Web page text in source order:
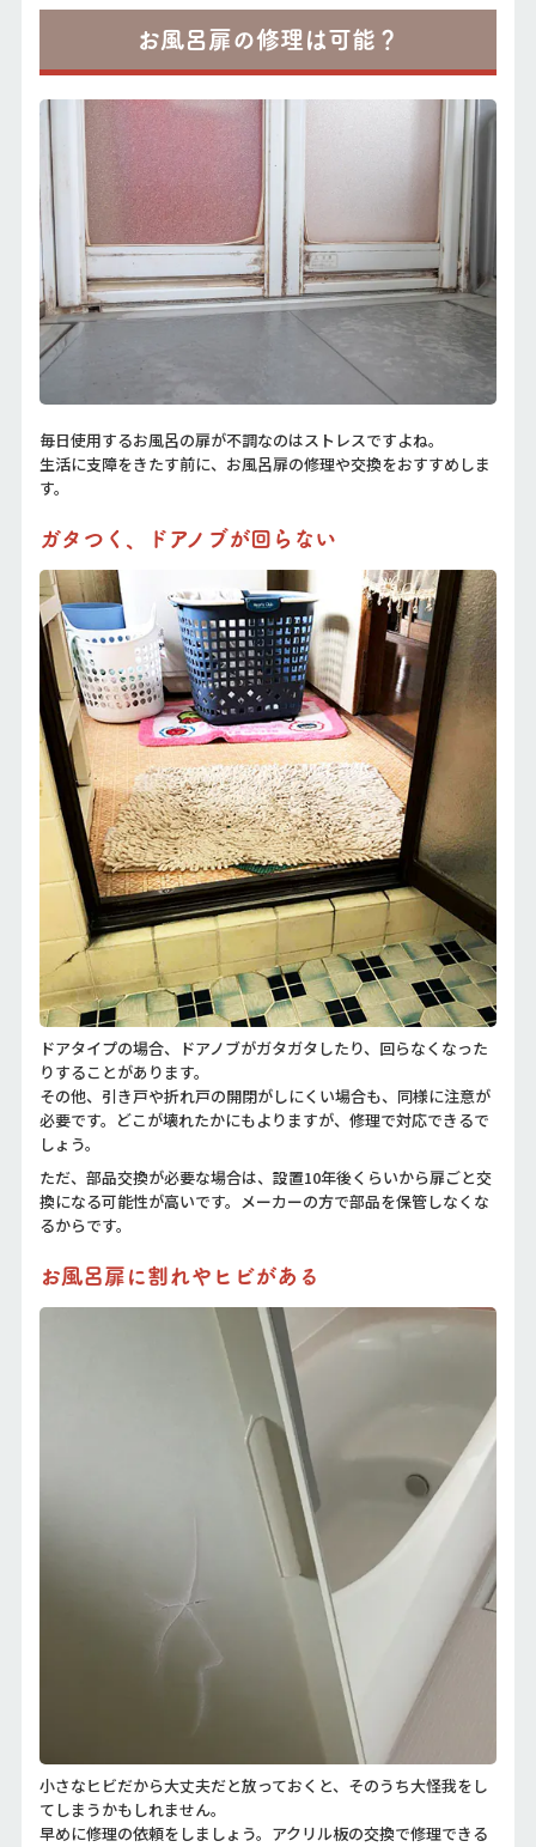
お風呂扉の修理は可能？
毎日使用するお風呂の扉が不調なのはストレスですよね。
生活に支障をきたす前に、お風呂扉の修理や交換をおすすめしま
す。
ガタつく、ドアノブが回らない
ドアタイプの場合、ドアノブがガタガタしたり、回らなくなった
りすることがあります。
その他、引き戸や折れ戸の開閉がしにくい場合も、同様に注意が
必要です。どこが壊れたかにもよりますが、修理で対応できるで
しょう。
ただ、部品交換が必要な場合は、設置10年後くらいから扉ごと交
換になる可能性が高いです。メーカーの方で部品を保管しなくな
るからです。
お風呂扉に割れやヒビがある
小さなヒビだから大丈夫だと放っておくと、そのうち大怪我をし
てしまうかもしれません。
早めに修理の依頼をしましょう。アクリル板の交換で修理できる